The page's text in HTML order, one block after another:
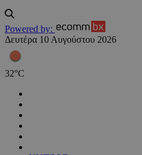
Powered by:
Δευτέρα 10 Αυγούστου 2026
32°C